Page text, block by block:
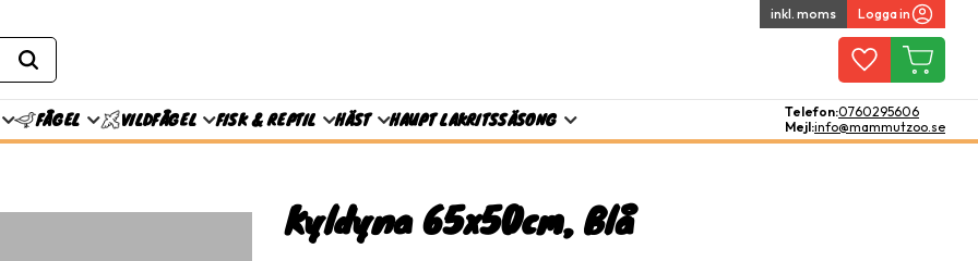
inkl. moms Logga in
FavoriterKundvagn
FÅGEL VILDFÅGEL FISK & REPTIL HÄST HAUPT LAKRITSSÄSONG Telefon:0760295606
Mejl:info@mammutzoo.se
Kyldyna 65x50cm, Blå